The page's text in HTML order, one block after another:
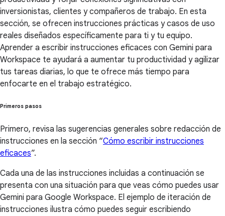
inversionistas, clientes y compañeros de trabajo. En esta
sección, se ofrecen instrucciones prácticas y casos de uso
reales diseñados específicamente para ti y tu equipo.
Aprender a escribir instrucciones eficaces con Gemini para
Workspace te ayudará a aumentar tu productividad y agilizar
tus tareas diarias, lo que te ofrece más tiempo para
enfocarte en el trabajo estratégico.
Primeros pasos
Primero, revisa las sugerencias generales sobre redacción de
instrucciones en la sección “Cómo escribir instrucciones
eficaces”.
Cada una de las instrucciones incluidas a continuación se
presenta con una situación para que veas cómo puedes usar
Gemini para Google Workspace. El ejemplo de iteración de
instrucciones ilustra cómo puedes seguir escribiendo